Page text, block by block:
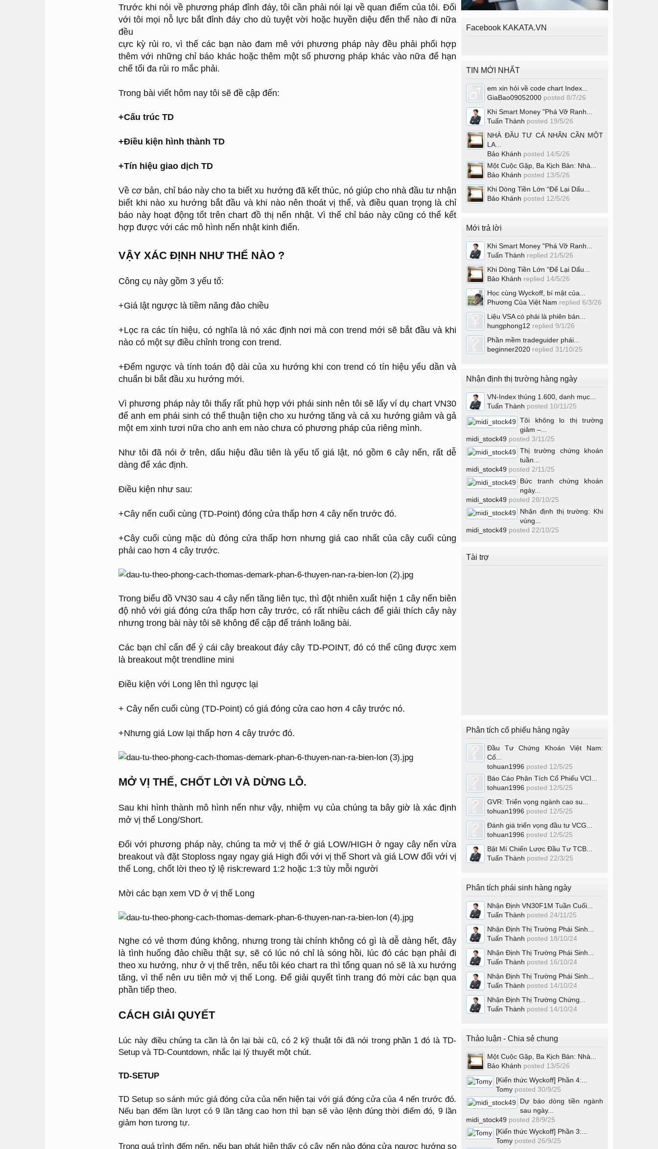
Trước khi nói về phương pháp đỉnh đáy, tôi cần phải nói lại về quan điểm của tôi. Đối
với tôi mọi nỗ lực bắt đỉnh đáy cho dù tuyệt vời hoặc huyền diệu đến thế nào đi nữa
đều
cực kỳ rủi ro, vì thế các bạn nào đam mê với phương pháp này đều phải phối hợp
thêm với những chỉ báo khác hoặc thêm một số phương pháp khác vào nữa để hạn
chế tối đa rủi ro mắc phải.
Trong bài viết hôm nay tôi sẽ đề cập đến:
+Cấu trúc TD
+Điều kiện hình thành TD
+Tín hiệu giao dịch TD
Về cơ bản, chỉ báo này cho ta biết xu hướng đã kết thúc, nó giúp cho nhà đầu tư nhận
biết khi nào xu hướng bắt đầu và khi nào nên thoát vị thế, và điều quan trọng là chỉ
báo này hoạt động tốt trên chart đồ thị nến nhật. Vì thế chỉ báo này cũng có thể kết
hợp được với các mô hình nến nhật kinh điển.
VẬY XÁC ĐỊNH NHƯ THẾ NÀO ?
Công cụ này gồm 3 yếu tố:
+Giá lật ngược là tiềm năng đảo chiều
+Lọc ra các tín hiệu, có nghĩa là nó xác định nơi mà con trend mới sẽ bắt đầu và khi
nào có một sự điều chỉnh trong con trend.
+Đếm ngược và tính toán độ dài của xu hướng khi con trend có tín hiệu yếu dần và
chuẩn bi bắt đầu xu hướng mới.
Vì phương pháp này tôi thấy rất phù hợp với phái sinh nên tôi sẽ lấy ví dụ chart VN30
để anh em phái sinh có thể thuận tiện cho xu hướng tăng và cả xu hướng giảm và gả
một em xinh tươi nữa cho anh em nào chưa có phương pháp của riêng mình.
Như tôi đã nói ở trên, dấu hiệu đầu tiên là yếu tố giá lật, nó gồm 6 cây nến, rất dễ
dàng để xác định.
Điều kiện như sau:
+Cây nến cuối cùng (TD-Point) đóng cửa thấp hơn 4 cây nến trước đó.
+Cây cuối cùng mặc dù đóng cửa thấp hơn nhưng giá cao nhất của cây cuối cùng
phải cao hơn 4 cây trước.
Trong biểu đồ VN30 sau 4 cây nến tăng liên tục, thì đột nhiên xuất hiện 1 cây nến biên
độ nhỏ với giá đóng cửa thấp hơn cây trước, có rất nhiều cách để giải thích cây này
nhưng trong bài này tôi sẽ không để cập để tránh loãng bài.
Các bạn chỉ cẩn để ý cái cây breakout đáy cây TD-POINT, đó có thể cũng được xem
là breakout một trendline mini
Điều kiện với Long lên thì ngược lại
+ Cây nến cuối cùng (TD-Point) có giá đóng cửa cao hơn 4 cây trước nó.
+Nhưng giá Low lại thấp hơn 4 cây trước đó.
MỞ VỊ THẾ, CHỐT LỜI VÀ DỪNG LỖ.
Sau khi hình thành mô hình nến như vậy, nhiệm vụ của chúng ta bây giờ là xác định
mở vị thế Long/Short.
Đối với phương pháp này, chúng ta mở vị thế ở giá LOW/HIGH ở ngay cây nến vừa
breakout và đặt Stoploss ngay ngay giá High đối với vị thế Short và giá LOW đối với vị
thế Long, chốt lời theo tỷ lệ risk:reward 1:2 hoặc 1:3 tùy mỗi người
Mời các bạn xem VD ở vị thế Long
Nghe có vẻ thơm đúng không, nhưng trong tài chính không có gì là dễ dàng hết, đây
là tình huống đảo chiều thật sự, sẽ có lúc nó chỉ là sóng hồi, lúc đó các bạn phải đi
theo xu hướng, như ở vị thế trên, nếu tôi kéo chart ra thì tổng quan nó sẽ là xu hướng
tăng, vì thế nên ưu tiên mở vị thế Long. Để giải quyết tình trang đó mời các bạn qua
phần tiếp theo.
CÁCH GIẢI QUYẾT
Lúc này điều chúng ta cần là ôn lại bài cũ, có 2 kỹ thuật tôi đã nói trong phần 1 đó là TD-
Setup và TD-Countdown, nhắc lại lý thuyết một chút.
TD-SETUP
TD Setup so sánh mức giá đóng cửa của nến hiện tại với giá đóng cửa của 4 nến trước đó.
Nếu bạn đếm lần lượt có 9 lần tăng cao hơn thì bạn sẽ vào lệnh đúng thời điểm đó, 9 lần
giảm hơn tương tự.
Trong quá trình đếm nến, nếu bạn phát hiện thấy có cây nến nào đóng cửa ngược hướng so
Facebook KAKATA.VN
TIN MỚI NHẤT
em xin hỏi về code chart Index...
GiaBao09052000 posted 8/7/26
Khi Smart Money "Phá Vỡ Ranh...
Tuấn Thành posted 19/5/26
NHÀ ĐẦU TƯ CÁ NHÂN CẦN MỘT
LA...
Bảo Khánh posted 14/5/26
Một Cuộc Gặp, Ba Kịch Bản: Nhà...
Bảo Khánh posted 13/5/26
Khi Dòng Tiền Lớn “Để Lại Dấu...
Bảo Khánh posted 12/5/26
Mới trả lời
Khi Smart Money "Phá Vỡ Ranh...
Tuấn Thành replied 21/5/26
Khi Dòng Tiền Lớn “Để Lại Dấu...
Bảo Khánh replied 14/5/26
Học cùng Wyckoff, bí mật của...
Phương Của Việt Nam replied 6/3/26
Liệu VSA có phải là phiên bản...
hungphong12 replied 9/1/26
Phần mềm tradeguider phái...
beginner2020 replied 31/10/25
Nhận định thị trường hàng ngày
VN-Index thủng 1.600, danh mục...
Tuấn Thành posted 10/11/25
Tôi không lo thị trường
giảm –...
midi_stock49 posted 3/11/25
Thị trường chứng khoán
tuần...
midi_stock49 posted 2/11/25
Bức tranh chứng khoán
ngày...
midi_stock49 posted 28/10/25
Nhận định thị trường: Khi
vùng...
midi_stock49 posted 22/10/25
Tài trợ
Phân tích cổ phiếu hàng ngày
Đầu Tư Chứng Khoán Việt Nam:
Cổ...
tohuan1996 posted 12/5/25
Báo Cáo Phân Tích Cổ Phiếu VCI...
tohuan1996 posted 12/5/25
GVR: Triển vọng ngành cao su...
tohuan1996 posted 12/5/25
Đánh giá triển vọng đầu tư VCG...
tohuan1996 posted 12/5/25
Bật Mí Chiến Lược Đầu Tư TCB...
Tuấn Thành posted 22/3/25
Phân tích phái sinh hàng ngày
Nhận Định VN30F1M Tuần Cuối...
Tuấn Thành posted 24/11/25
Nhận Định Thị Trường Phái Sinh...
Tuấn Thành posted 18/10/24
Nhận Định Thị Trường Phái Sinh...
Tuấn Thành posted 16/10/24
Nhận Định Thị Trường Phái Sinh...
Tuấn Thành posted 14/10/24
Nhận Định Thị Trường Chứng...
Tuấn Thành posted 14/10/24
Thảo luận - Chia sẻ chung
Một Cuộc Gặp, Ba Kịch Bản: Nhà...
Bảo Khánh posted 13/5/26
[Kiến thức Wyckoff] Phần 4:...
Tomy posted 30/9/25
Dự báo dòng tiền ngành
sau ngày...
midi_stock49 posted 28/9/25
[Kiến thức Wyckoff] Phần 3:...
Tomy posted 26/9/25